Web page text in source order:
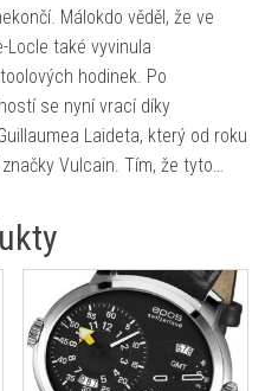
Málokdo věděl, že ve
Locle také vyvinula
hodinek. Po
se nyní vrací díky
Laideta, který od roku
Vulcain. Tím, že tyto…